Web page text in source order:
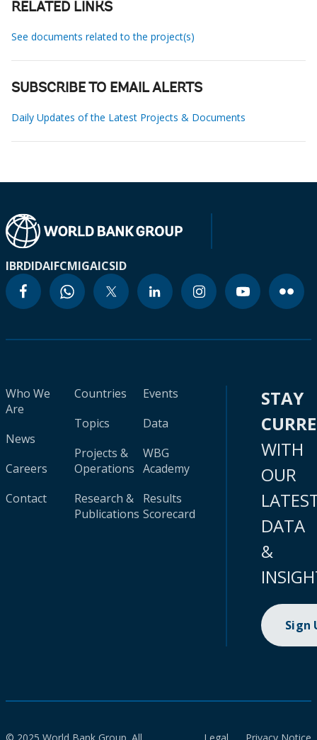
RELATED LINKS
See documents related to the project(s)
SUBSCRIBE TO EMAIL ALERTS
Daily Updates of the Latest Projects & Documents
IBRDIDAIFCMIGAICSID
Who We
Are
News
Careers
Contact
Countries
Topics
Projects &
Operations
Research &
Publications
Events
Data
WBG
Academy
Results
Scorecard
STAY
WITH
OUR
DATA
&
Sign